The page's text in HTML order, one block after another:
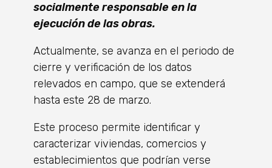
socialmente responsable en la
ejecución de las obras.
Actualmente, se avanza en el periodo de
cierre y verificación de los datos
relevados en campo, que se extenderá
hasta este 28 de marzo.
Este proceso permite identificar y
caracterizar viviendas, comercios y
establecimientos que podrían verse